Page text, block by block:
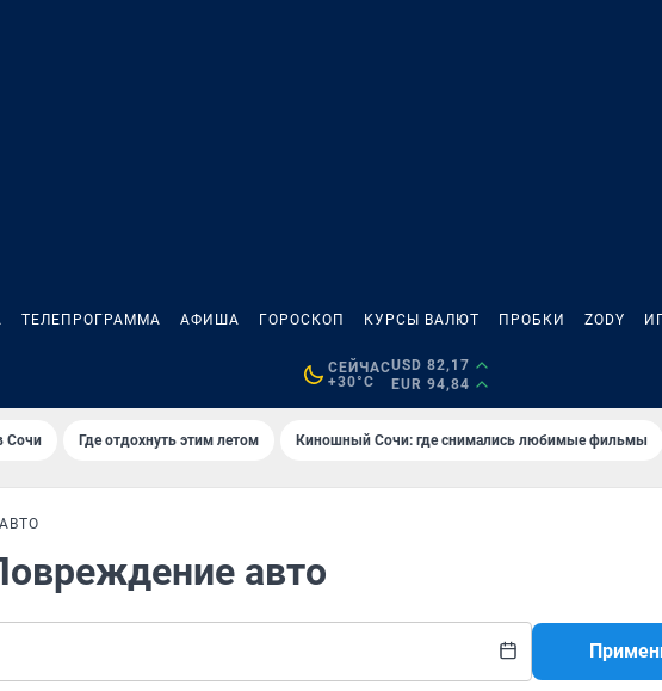
ТЕЛЕПРОГРАММА АФИША ГОРОСКОП КУРСЫ ВАЛЮТ ПРОБКИ ZODY
СЕЙЧАС
+30°C
USD 82,17
EUR 94,84
Сочи Где отдохнуть этим летом Киношный Сочи: где снимались любимые фильмы
авто